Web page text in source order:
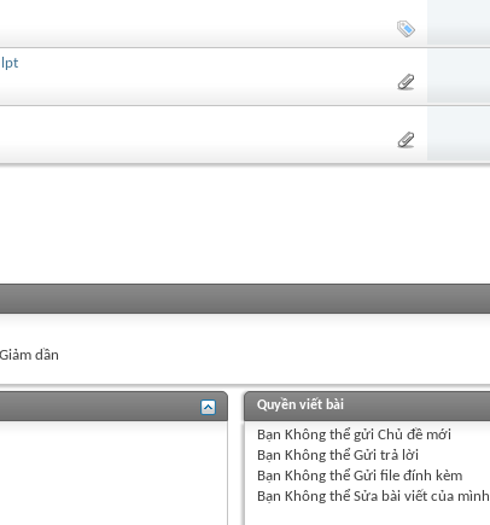
lpt
dần
Quyền viết bài
Bạn Không thểgửi Chủ đề mới
Bạn Không thểGửi trả lời
Bạn Không thểGửi file đính kèm
Bạn Không thểSửa bài viết của mình